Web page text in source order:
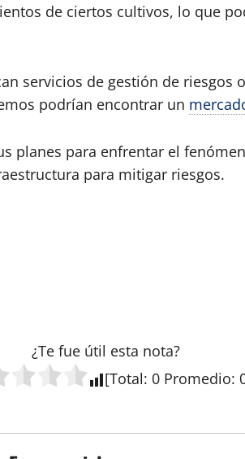
de ciertos cultivos, lo que
servicios de gestión de riesgos
podrían encontrar un
planes para enfrentar el
para mitigar riesgos.
¿Te fue útil esta nota?
[Total: 0 Promedio: